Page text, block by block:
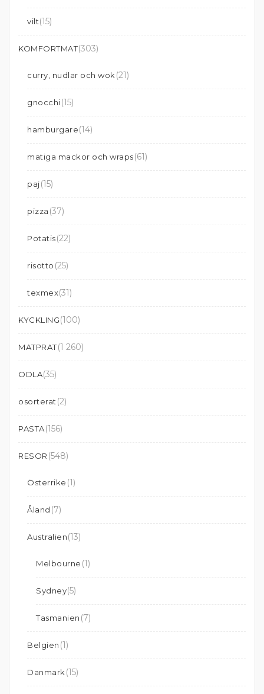
vilt(15)
KOMFORTMAT(303)
curry, nudlar och wok (21)
gnocchi(15)
hamburgare(14)
matiga mackor och wraps(61)
paj(15)
pizza (37)
Potatis(22)
risotto (25)
texmex(31)
KYCKLING(100)
MATPRAT(1 260)
ODLA(35)
osorterat (2)
PASTA(156)
RESOR (548)
Österrike (1)
Åland (7)
Australien(13)
Melbourne (1)
Sydney(5)
Tasmanien (7)
Belgien (1)
Danmark (15)